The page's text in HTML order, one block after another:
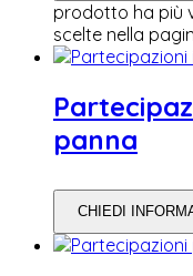
prodotto ha più
scelte nella
panna
CHIEDI